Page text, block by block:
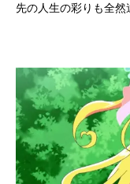
先の人生の彩りも全然